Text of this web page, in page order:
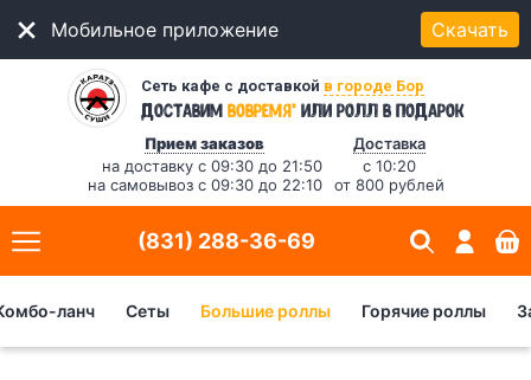
Мобильное приложение Скачать
Сеть кафе с доставкой в городе Бор
Доставимвовремя*или ролл в подарок
Прием заказов
на доставку с 09:30 до 21:50
на самовывоз с 09:30 до 22:10
Доставка
с 10:20
от 800 рублей
(831) 288-36-69
ланч Сеты Большие роллы Горячие роллы